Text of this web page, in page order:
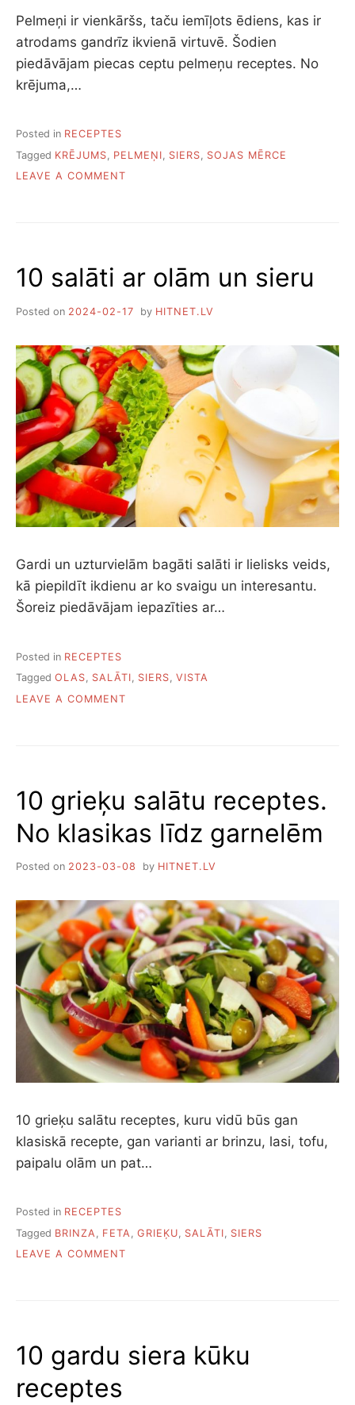
Pelmeņi ir vienkāršs, taču iemīļots ēdiens, kas ir
atrodams gandrīz ikvienā virtuvē. Šodien
piedāvājam piecas ceptu pelmeņu receptes. No
krējuma,…
Posted in RECEPTES
Tagged KRĒJUMS PELMEŅI SIERS
SOJAS MĒRCE
LEAVE A COMMENT
PELMEŅUS
10 salāti ar olām un sieru
Posted on 2024-02-17 by HITNET.LV
Gardi un uzturvielām bagāti salāti ir lielisks veids,
kā piepildīt ikdienu ar ko svaigu un interesantu.
Šoreiz piedāvājam iepazīties ar…
Posted in RECEPTES
Tagged OLAS, SALĀTI, SIERS, VISTA
LEAVE A COMMENT
SIERU
10 grieķu salātu receptes.
No klasikas līdz garnelēm
Posted on 2023-03-08 by HITNET.LV
10 grieķu salātu receptes, kuru vidū būs gan
klasiskā recepte, gan varianti ar brinzu, lasi, tofu,
paipalu olām un pat…
Posted in RECEPTES
Tagged BRINZA FETA GRIEĶU SALĀTI
SIERS
LEAVE A COMMENT
KLASIKAS
LĪDZ
10 gardu siera kūku
receptes